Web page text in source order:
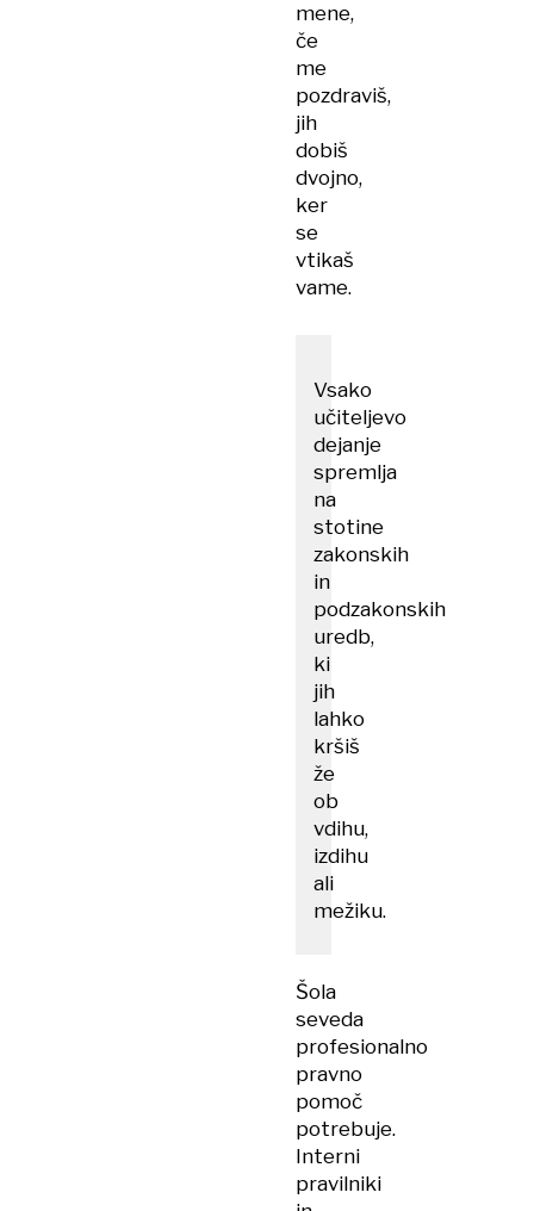
mene,
če
me
pozdraviš,
jih
dobiš
dvojno,
ker
se
vtikaš
vame.
Vsako
učiteljevo
dejanje
spremlja
na
stotine
zakonskih
in
podzakonskih
uredb,
ki
jih
lahko
kršiš
že
ob
vdihu,
izdihu
ali
mežiku.
Šola
seveda
profesionalno
pravno
pomoč
potrebuje.
Interni
pravilniki